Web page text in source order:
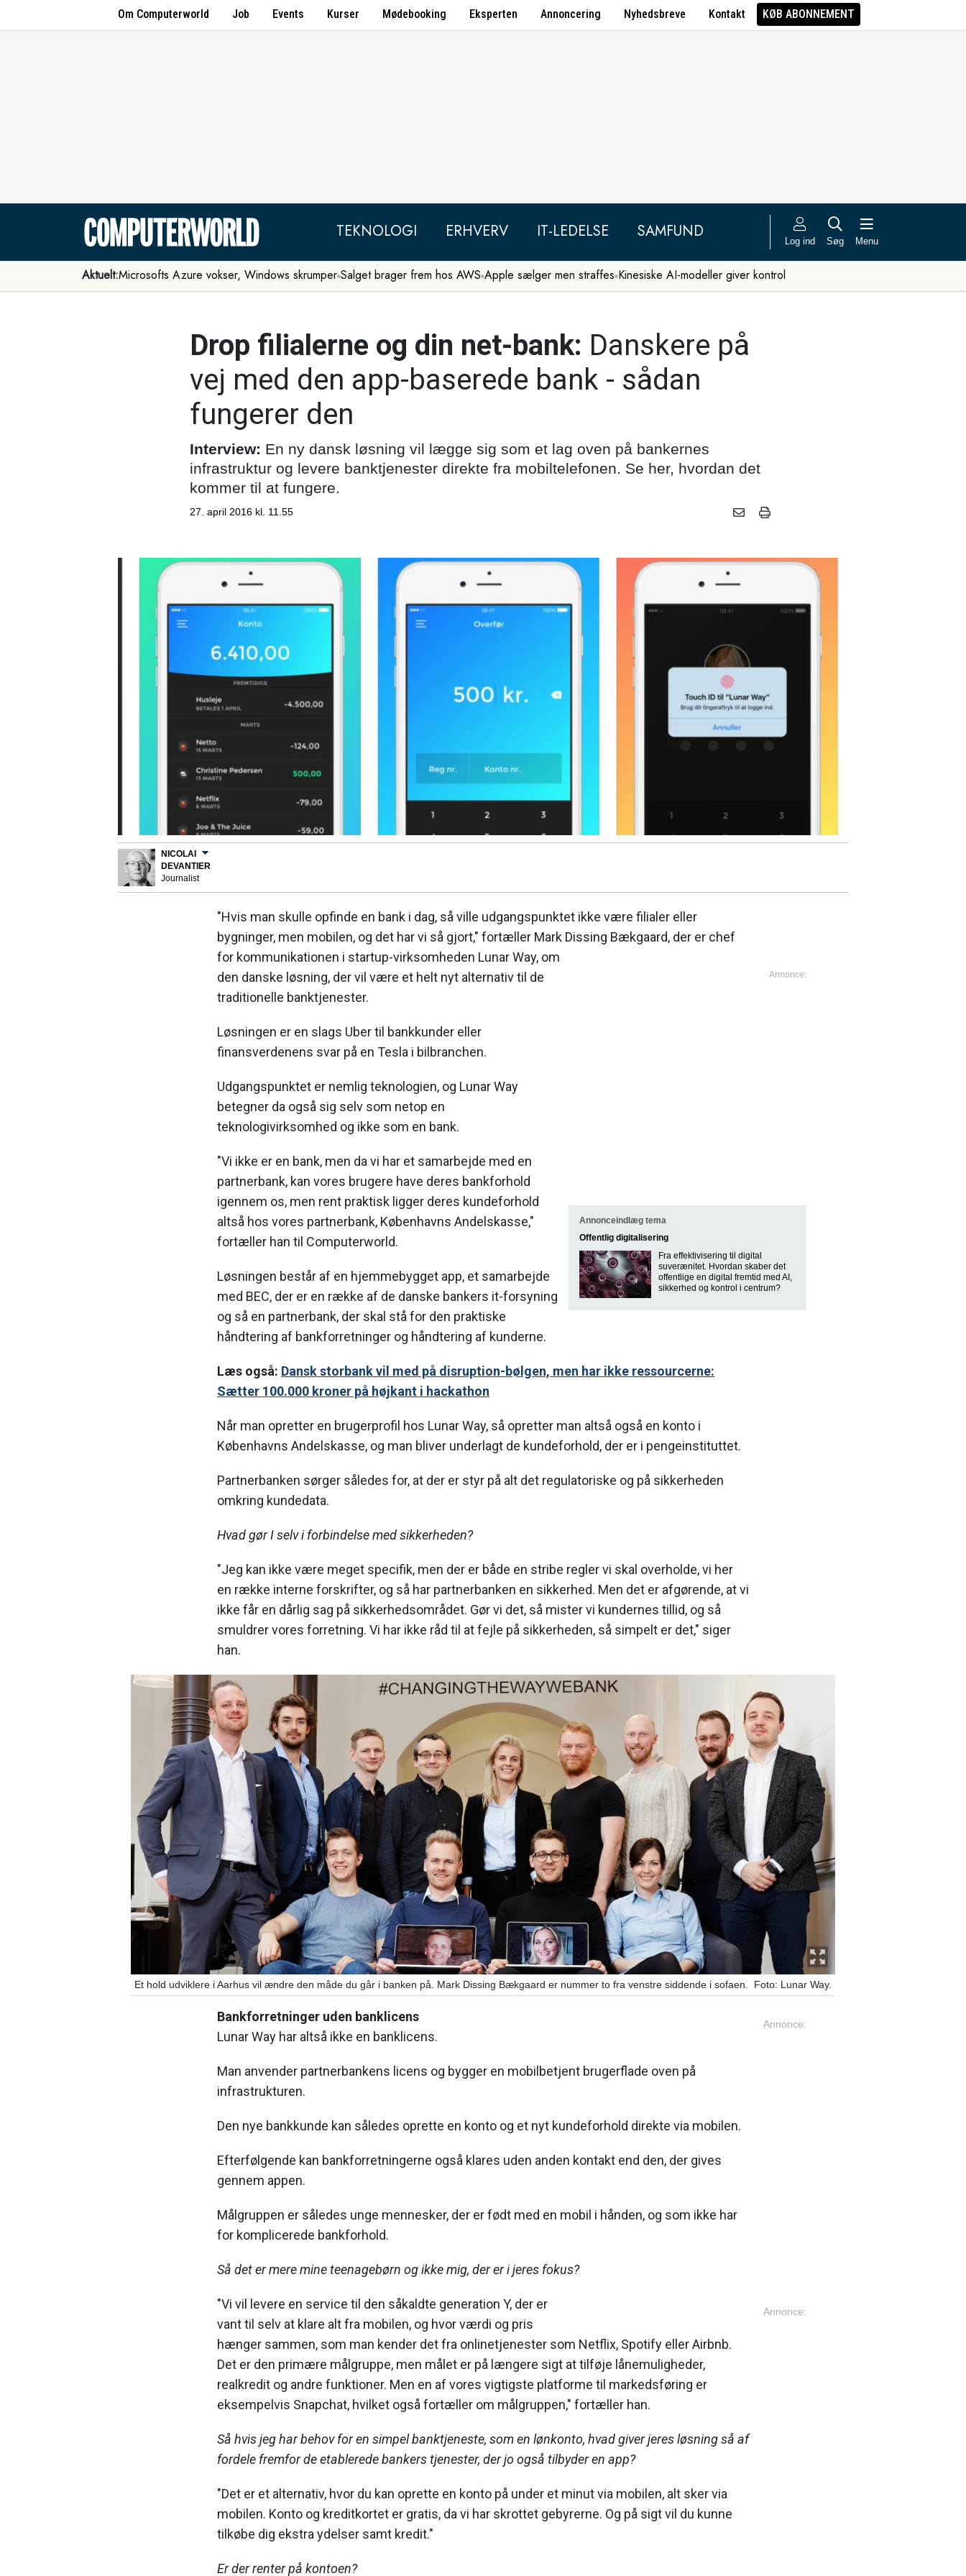
Om Computerworld Job Events Kurser Mødebooking Eksperten Annoncering Nyhedsbreve Kontakt KØB ABONNEMENT
TEKNOLOGI ERHVERV IT-LEDELSE SAMFUND Log ind Søg Menu
Aktuelt:Microsofts Azure vokser, Windows skrumper Salget brager frem hos AWS Apple sælger men straffes Kinesiske AI-modeller giver kontrol
Drop filialerne og din net-bank: Danskere på
vej med den app-baserede bank - sådan
fungerer den
Interview: En ny dansk løsning vil lægge sig som et lag oven på bankernes
infrastruktur og levere banktjenester direkte fra mobiltelefonen. Se her, hvordan det
kommer til at fungere.
27. april 2016 kl. 11.55
NICOLAI
DEVANTIER
Journalist
Annonceindlæg tema
Offentlig digitalisering
Fra effektivisering til digital
suverænitet. Hvordan skaber det
offentlige en digital fremtid med AI,
sikkerhed og kontrol i centrum?
"Hvis man skulle opfinde en bank i dag, så ville udgangspunktet ikke være filialer eller
bygninger, men mobilen, og det har vi så gjort," fortæller Mark Dissing Bækgaard, der er chef
for kommunikationen i startup-virksomheden Lunar Way, om
den danske løsning, der vil være et helt nyt alternativ til de
traditionelle banktjenester.
Løsningen er en slags Uber til bankkunder eller
finansverdenens svar på en Tesla i bilbranchen.
Udgangspunktet er nemlig teknologien, og Lunar Way
betegner da også sig selv som netop en
teknologivirksomhed og ikke som en bank.
"Vi ikke er en bank, men da vi har et samarbejde med en
partnerbank, kan vores brugere have deres bankforhold
igennem os, men rent praktisk ligger deres kundeforhold
altså hos vores partnerbank, Københavns Andelskasse,"
fortæller han til Computerworld.
Løsningen består af en hjemmebygget app, et samarbejde
med BEC, der er en række af de danske bankers it-forsyning
og så en partnerbank, der skal stå for den praktiske
håndtering af bankforretninger og håndtering af kunderne.
Læs også: Dansk storbank vil med på disruption-bølgen, men har ikke ressourcerne:
Sætter 100.000 kroner på højkant i hackathon
Når man opretter en brugerprofil hos Lunar Way, så opretter man altså også en konto i
Københavns Andelskasse, og man bliver underlagt de kundeforhold, der er i pengeinstituttet.
Partnerbanken sørger således for, at der er styr på alt det regulatoriske og på sikkerheden
omkring kundedata.
Hvad gør I selv i forbindelse med sikkerheden?
"Jeg kan ikke være meget specifik, men der er både en stribe regler vi skal overholde, vi her
en række interne forskrifter, og så har partnerbanken en sikkerhed. Men det er afgørende, at vi
ikke får en dårlig sag på sikkerhedsområdet. Gør vi det, så mister vi kundernes tillid, og så
smuldrer vores forretning. Vi har ikke råd til at fejle på sikkerheden, så simpelt er det," siger
han.
Et hold udviklere i Aarhus vil ændre den måde du går i banken på. Mark Dissing Bækgaard er nummer to fra venstre siddende i sofaen. Foto: Lunar Way.
Annonce:
Bankforretninger uden banklicens
Lunar Way har altså ikke en banklicens.
Man anvender partnerbankens licens og bygger en mobilbetjent brugerflade oven på
infrastrukturen.
Den nye bankkunde kan således oprette en konto og et nyt kundeforhold direkte via mobilen.
Efterfølgende kan bankforretningerne også klares uden anden kontakt end den, der gives
gennem appen.
Målgruppen er således unge mennesker, der er født med en mobil i hånden, og som ikke har
for komplicerede bankforhold.
Så det er mere mine teenagebørn og ikke mig, der er i jeres fokus?
Annonce:
"Vi vil levere en service til den såkaldte generation Y, der er
vant til selv at klare alt fra mobilen, og hvor værdi og pris
hænger sammen, som man kender det fra onlinetjenester som Netflix, Spotify eller Airbnb.
Det er den primære målgruppe, men målet er på længere sigt at tilføje lånemuligheder,
realkredit og andre funktioner. Men en af vores vigtigste platforme til markedsføring er
eksempelvis Snapchat, hvilket også fortæller om målgruppen," fortæller han.
Så hvis jeg har behov for en simpel banktjeneste, som en lønkonto, hvad giver jeres løsning så af
fordele fremfor de etablerede bankers tjenester, der jo også tilbyder en app?
"Det er et alternativ, hvor du kan oprette en konto på under et minut via mobilen, alt sker via
mobilen. Konto og kreditkortet er gratis, da vi har skrottet gebyrerne. Og på sigt vil du kunne
tilkøbe dig ekstra ydelser samt kredit."
Er der renter på kontoen?